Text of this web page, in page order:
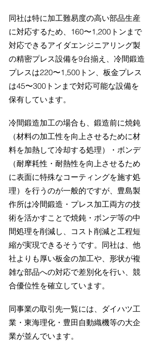
同社は特に加工難易度の高い部品生産
に対応するため、160〜1,200トンまで
対応できるアイダエンジニアリング製
の精密プレス設備を9台揃え、冷間鍛造
プレスは220〜1,500トン、板金プレス
は45〜300トンまで対応可能な設備を
保有しています。
冷間鍛造加工の場合も、鍛造前に焼鈍
（材料の加工性を向上させるために材
料を加熱して冷却する処理）・ボンデ
（耐摩耗性・耐熱性を向上させるため
に表面に特殊なコーティングを施す処
理）を行うのが一般的ですが、豊島製
作所は冷間鍛造・プレス加工両方の技
術を活かすことで焼鈍・ボンデ等の中
間処理を削減し、コスト削減と工程短
縮が実現できるそうです。同社は、他
社よりも厚い板金の加工や、形状が複
雑な部品への対応で差別化を行い、競
合優位性を確立しています。
同事業の取引先一覧には、ダイハツ工
業・東海理化・豊田自動織機等の大企
業が並んでいます。